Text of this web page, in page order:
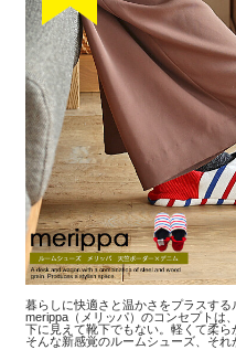
暮らしに快適さと温かさをプラスする
merippa（メリッパ）のコンセプトは
下に見えて靴下でもない。軽くて柔ら
そんな新感覚のルームシューズ、それ